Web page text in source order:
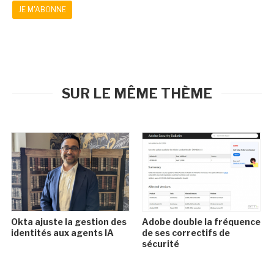
JE M'ABONNE
SUR LE MÊME THÈME
Okta ajuste la gestion des
identités aux agents IA
Adobe double la fréquence
de ses correctifs de
sécurité